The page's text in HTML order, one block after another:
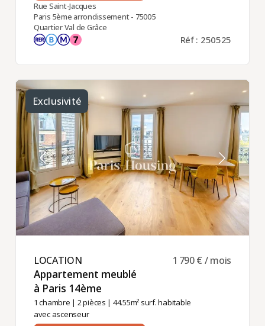
Rue Saint-Jacques
Paris 5ème arrondissement - 75005
Quartier Val de Grâce
Réf : 250525
Exclusivité
LOCATION ​
Appartement meublé
à Paris 14ème ​
1 chambre | 2 pièces | 44.55m² surf. habitable
avec ascenseur
1 790 € / mois